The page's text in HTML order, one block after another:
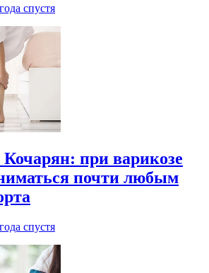
спустя
при варикозе
почти любым
спустя